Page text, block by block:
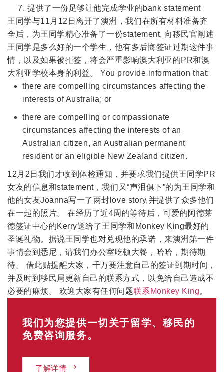
提供了一份足够让他完成学业的bank statement
王同学与11月12日离开了澳洲，我们在所有材料准备齐
全后，为王同学精心准备了一份statement, 向移民官阐述
王同学是多么好的一个学生，他有多后悔签证过期这件事
情，以及如果被拒签，将会严重影响澳大利亚的PR和澳
大利亚学校本身的利益。 You provide information that:
there are compelling circumstances affecting the
interests of Australia; or
there are compelling or compassionate
circumstances affecting the interests of an
Australian citizen, an Australian permanent
resident or an eligible New Zealand citizen.
12月2日我们才收到体检通知，并要求我们提供王同学PR
女友的信息和statement，我们又“声泪俱下”的为王同学和
他的女友Joanna写一了两封love story,并提供了众多他们
在一起的照片。 在经历了近4周的等待后，可爱的阿德莱
德签证中心的Kerry送给了王同学和Monkey King最好的
圣诞礼物。据说王同学也对兑现他的承诺，来澳洲第一件
事情会到悉尼，请我们办公室吃顿大餐，哈哈，期待期
待。 借此贴提醒大家，千万要注意自己的签证到期时间，
并及时到移民局更新自己的联系方式，以免给自己造成不
必要的麻烦。 欢迎大家有任何问题联系Monkey King。
我们为您提供一切关于留学、移民的
免费咨询服务。
了解详情